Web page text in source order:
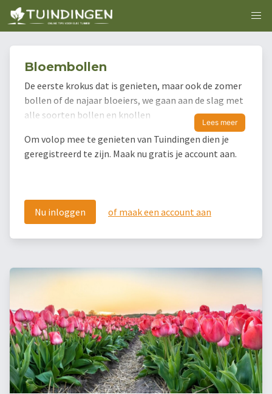
Bloembollen
De eerste krokus dat is genieten, maar ook de zomer
bollen of de najaar bloeiers, we gaan aan de slag met
alle soorten bollen en knollen
Lees meer
Om volop mee te genieten van Tuindingen dien je
geregistreerd te zijn. Maak nu gratis je account aan.
Nu inloggen of maak een account aan